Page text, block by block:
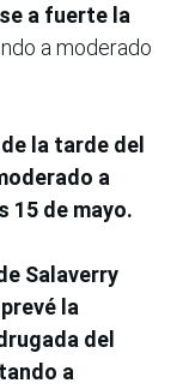
a fuerte la
a moderado
la tarde del
a
15 de mayo.
Salaverry
la
del
a